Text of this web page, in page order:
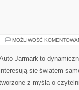
MOŻLIWOŚĆ
Auto Jarmark to
interesują się światem
tworzone z myślą o